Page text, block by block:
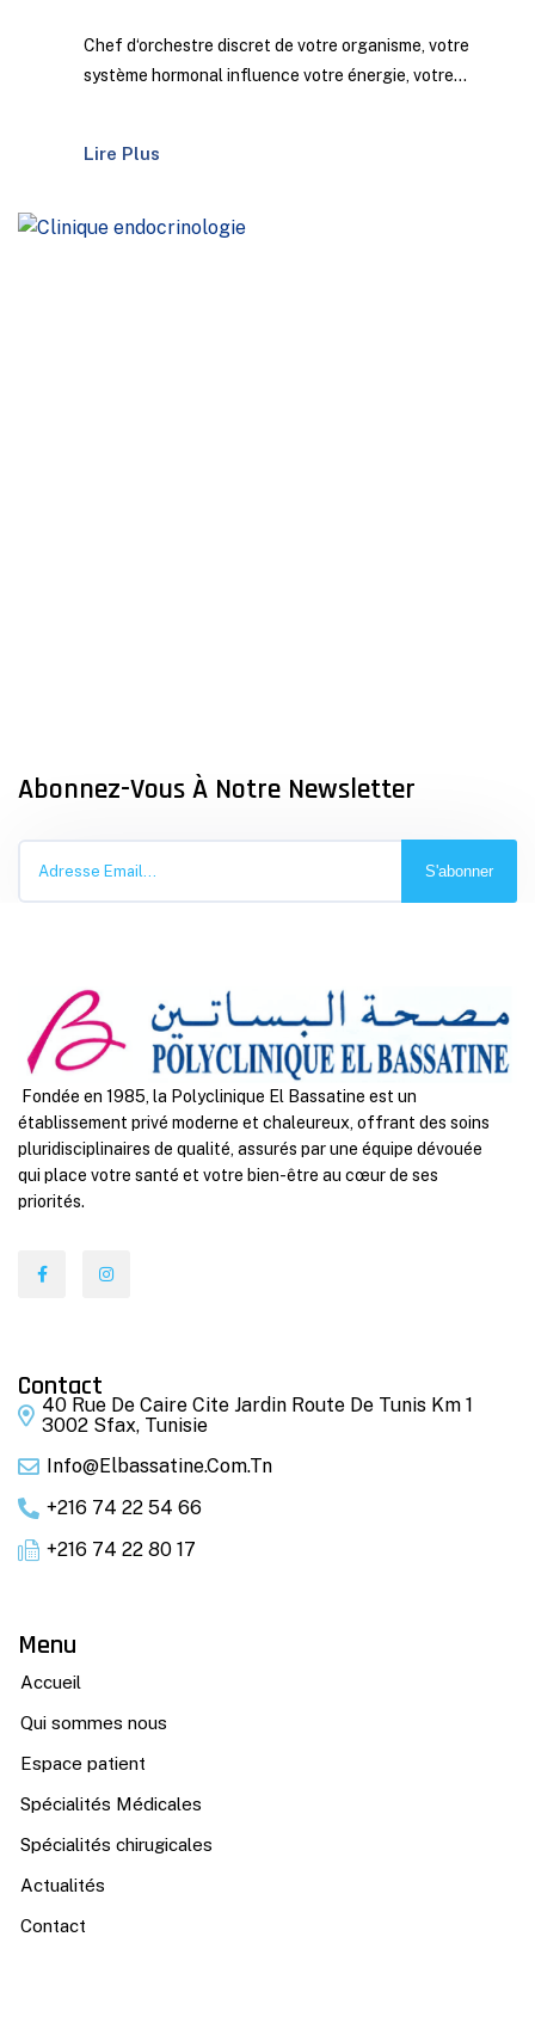
Chef d‘orchestre discret de votre organisme, votre
système hormonal influence votre énergie, votre...
Lire Plus
Abonnez-Vous À Notre Newsletter
S'abonner
Fondée en 1985, la Polyclinique El Bassatine est un
établissement privé moderne et chaleureux, offrant des soins
pluridisciplinaires de qualité, assurés par une équipe dévouée
qui place votre santé et votre bien-être au cœur de ses
priorités.
Contact
40 Rue De Caire Cite Jardin Route De Tunis Km 1
3002 Sfax, Tunisie
Info@elbassatine.com.tn
+216 74 22 54 66
+216 74 22 80 17
Menu
Accueil
Qui sommes nous
Espace patient
Spécialités Médicales
Spécialités chirugicales
Actualités
Contact